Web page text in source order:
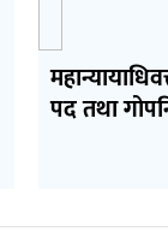
पद तथा